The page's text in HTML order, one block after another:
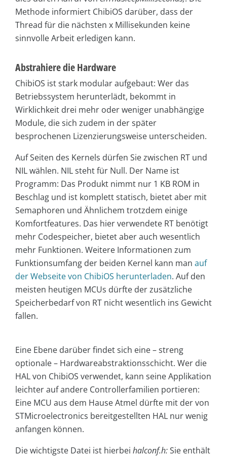
Methode informiert ChibiOS darüber, dass der
Thread für die nächsten x Millisekunden keine
sinnvolle Arbeit erledigen kann.
Abstrahiere die Hardware
ChibiOS ist stark modular aufgebaut: Wer das
Betriebssystem herunterlädt, bekommt in
Wirklichkeit drei mehr oder weniger unabhängige
Module, die sich zudem in der später
besprochenen Lizenzierungsweise unterscheiden.
Auf Seiten des Kernels dürfen Sie zwischen RT und
NIL wählen. NIL steht für Null. Der Name ist
Programm: Das Produkt nimmt nur 1 KB ROM in
Beschlag und ist komplett statisch, bietet aber mit
Semaphoren und Ähnlichem trotzdem einige
Komfortfeatures. Das hier verwendete RT benötigt
mehr Codespeicher, bietet aber auch wesentlich
mehr Funktionen. Weitere Informationen zum
Funktionsumfang der beiden Kernel kann man auf
der Webseite von ChibiOS herunterladen. Auf den
meisten heutigen MCUs dürfte der zusätzliche
Speicherbedarf von RT nicht wesentlich ins Gewicht
fallen.
Eine Ebene darüber findet sich eine – streng
optionale – Hardwareabstraktionsschicht. Wer die
HAL von ChibiOS verwendet, kann seine Applikation
leichter auf andere Controllerfamilien portieren:
Eine MCU aus dem Hause Atmel dürfte mit der von
STMicroelectronics bereitgestellten HAL nur wenig
anfangen können.
Die wichtigste Datei ist hierbei halconf.h:Sie enthält